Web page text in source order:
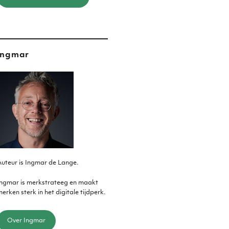
is Ingmar de Lange.
is merkstrateeg en maakt
sterk in het digitale tijdperk.
Over Ingmar